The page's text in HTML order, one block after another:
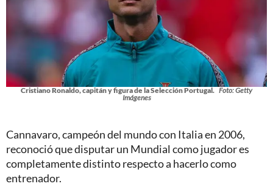
Cristiano Ronaldo, capitán y figura de la Selección Portugal. Foto: Getty
Imágenes
Cannavaro, campeón del mundo con Italia en 2006,
reconoció que disputar un Mundial como jugador es
completamente distinto respecto a hacerlo como
entrenador.